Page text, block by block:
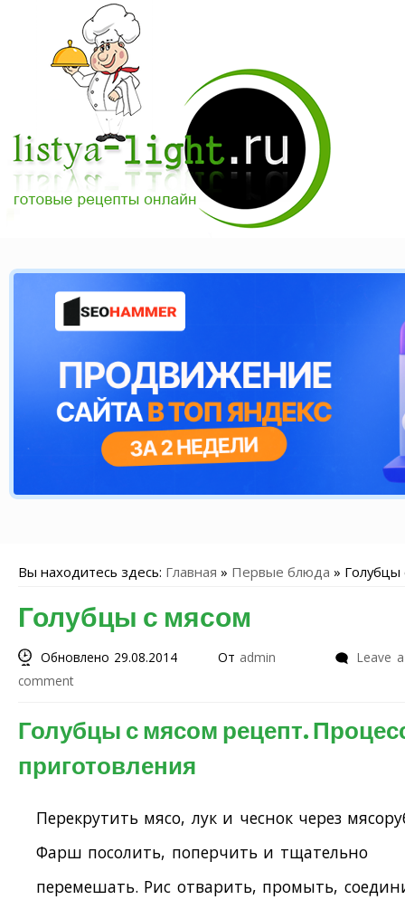
Вы находитесь здесь: Главная » Первые блюда » Голубцы
Голубцы с мясом
Обновлено 29.08.2014 От admin
Leave a
comment
Голубцы с мясом рецепт.
приготовления
Перекрутить мясо, лук и чеснок через
Фарш посолить, поперчить и тщательно
перемешать. Рис отварить, промыть,